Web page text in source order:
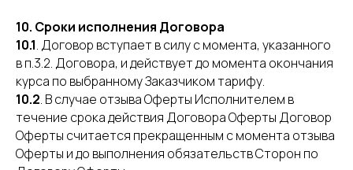
10. Сроки исполнения Договора
10.1. Договор вступает в силу с момента, указанного
в п.3.2. Договора, и действует до момента окончания
курса по выбранному Заказчиком тарифу.
10.2. В случае отзыва Оферты Исполнителем в
течение срока действия Договора Оферты Договор
Оферты считается прекращенным с момента отзыва
Оферты и до выполнения обязательств Сторон по